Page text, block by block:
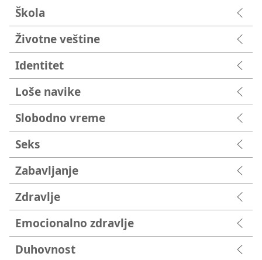
Škola
Životne veštine
Identitet
Loše navike
Slobodno vreme
Seks
Zabavljanje
Zdravlje
Emocionalno zdravlje
Duhovnost